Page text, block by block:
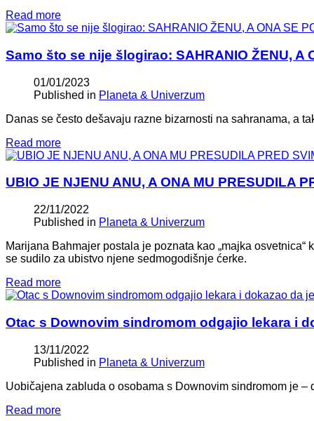
Read more
Samo što se nije šlogirao: SAHRANIO ŽENU, A
01/01/2023
Published in Planeta & Univerzum
Danas se često dešavaju razne bizarnosti na sahranama, a
Read more
UBIO JE NJENU ANU, A ONA MU PRESUDILA
22/11/2022
Published in Planeta & Univerzum
Marijana Bahmajer postala je poznata kao „majka
se sudilo za ubistvo njene sedmogodišnje ćerke.
Read more
Otac s Downovim sindromom odgajio lekara i
13/11/2022
Published in Planeta & Univerzum
Uobičajena zabluda o osobama s Downovim sindromom je –
Read more